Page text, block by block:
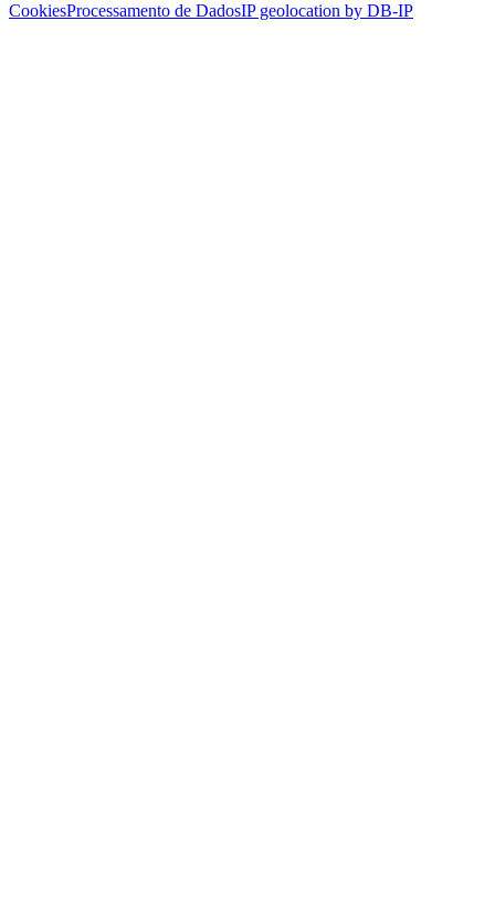
CookiesProcessamento de DadosIP geolocation by DB-IP